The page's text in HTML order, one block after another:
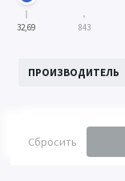
32,69 843
ПРОИЗВОДИТЕЛЬ
Сбросить